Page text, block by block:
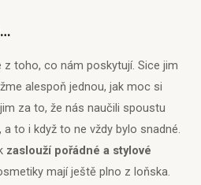
toho, co nám poskytují. Sice jim
alespoň jednou, jak moc si
za to, že nás naučili spoustu
to i když to ne vždy bylo snadné.
zaslouží pořádné a stylové
mají ještě plno z loňska.